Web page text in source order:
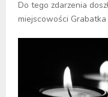
Do tego zdarzenia
miejscowości Grabatka